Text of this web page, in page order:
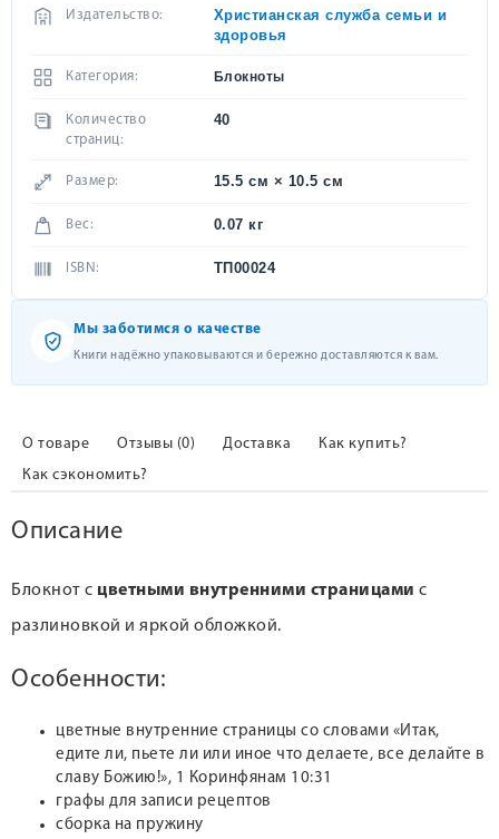
Издательство:
Христианская служба семьи и
здоровья
Категория: Блокноты
Количество
страниц:
40
Размер: 15.5 см × 10.5 см
Вес: 0.07 кг
ISBN: ТП00024
Мы заботимся о качестве
Книги надёжно упаковываются и бережно доставляются к вам.
О товаре Отзывы (0) Доставка
Как купить?
Как сэкономить?
Описание
Блокнот с цветными внутренними страницами с
разлиновкой и яркой обложкой.
Особенности:
цветные внутренние страницы со словами «Итак,
едите ли, пьете ли или иное что делаете, все делайте в
славу Божию!», 1 Коринфянам 10:31
графы для записи рецептов
сборка на пружину